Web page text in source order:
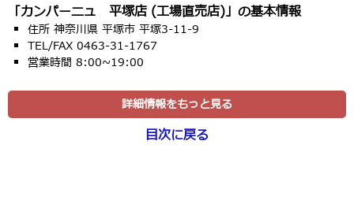
「カンパーニュ 平塚店 (工場直売店)」の基本情報
住所 神奈川県 平塚市 平塚3-11-9
TEL/FAX 0463-31-1767
営業時間 8:00~19:00
詳細情報をもっと見る
目次に戻る